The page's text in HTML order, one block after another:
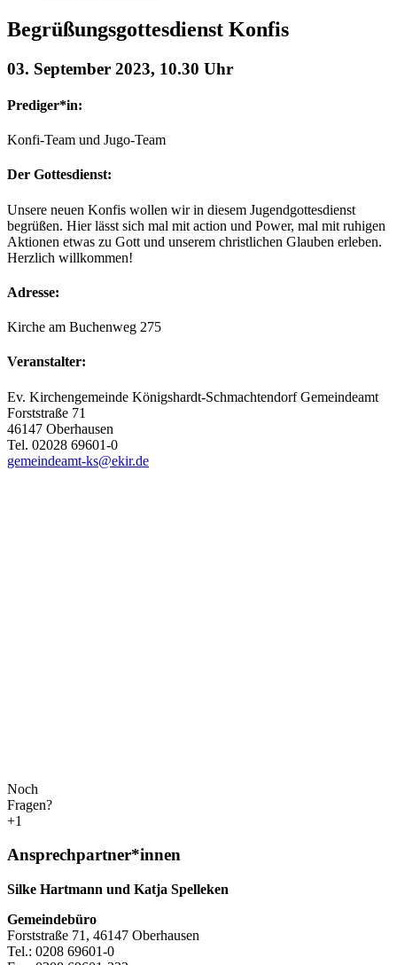
Begrüßungsgottesdienst Konfis
03. September 2023, 10.30 Uhr
Prediger*in:
Konfi-Team und Jugo-Team
Der Gottesdienst:
Unsere neuen Konfis wollen wir in diesem Jugendgottesdienst
begrüßen. Hier lässt sich mal mit action und Power, mal mit ruhigen
Aktionen etwas zu Gott und unserem christlichen Glauben erleben.
Herzlich willkommen!
Adresse:
Kirche am Buchenweg 275
Veranstalter:
Ev. Kirchengemeinde Königshardt-Schmachtendorf Gemeindeamt
Forststraße 71
46147 Oberhausen
Tel. 02028 69601-0
gemeindeamt-ks@ekir.de
Noch
Fragen?
+1
Ansprechpartner*innen
Silke Hartmann und Katja Spelleken
Gemeindebüro
Forststraße 71, 46147 Oberhausen
Tel.: 0208 69601-0